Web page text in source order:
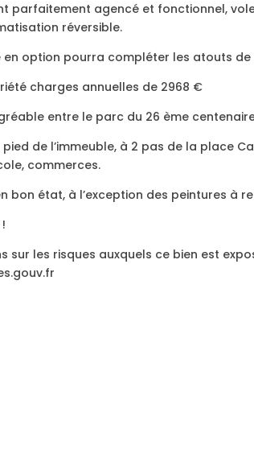
parfaitement agencé et fonctionnel,
réversible.
en option pourra compléter les atouts
charges annuelles de 2968 €
entre le parc du 26 ème
pied de l’immeuble, à 2 pas de la place
commerces.
bon état, à l’exception des peintures à
sur les risques auxquels ce bien est